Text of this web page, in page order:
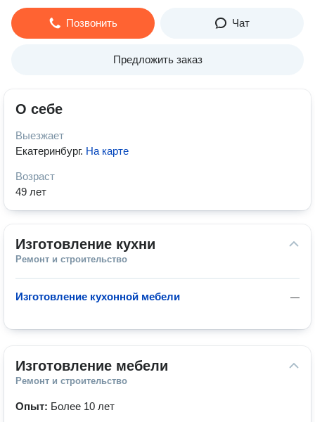
Позвонить Чат
Предложить заказ
О себе
Выезжает
Екатеринбург. На карте
Возраст
49 лет
Изготовление кухни
Ремонт и строительство
—
Изготовление кухонной мебели
Изготовление мебели
Ремонт и строительство
Опыт: Более 10 лет